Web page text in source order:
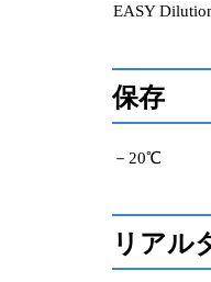
EASY
保存
－20℃
リアル